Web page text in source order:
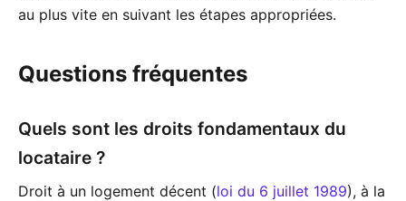
au plus vite en suivant les étapes appropriées.
Questions fréquentes
Quels sont les droits fondamentaux du
locataire ?
Droit à un logement décent (loi du 6 juillet 1989), à la